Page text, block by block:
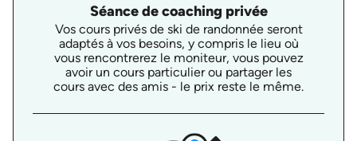
Séance de coaching privée
Vos cours privés de ski de randonnée seront
adaptés à vos besoins, y compris le lieu où
vous rencontrerez le moniteur, vous pouvez
avoir un cours particulier ou partager les
cours avec des amis - le prix reste le même.